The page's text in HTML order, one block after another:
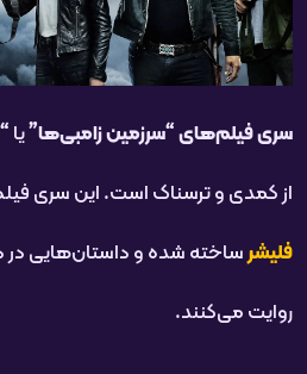
سری فیلم‌های “سرزمین زامبی‌ها”یا
از کمدی و ترسناک است. این سری
فلیشرساخته شده و داستان‌هایی در
روایت می‌کنند.